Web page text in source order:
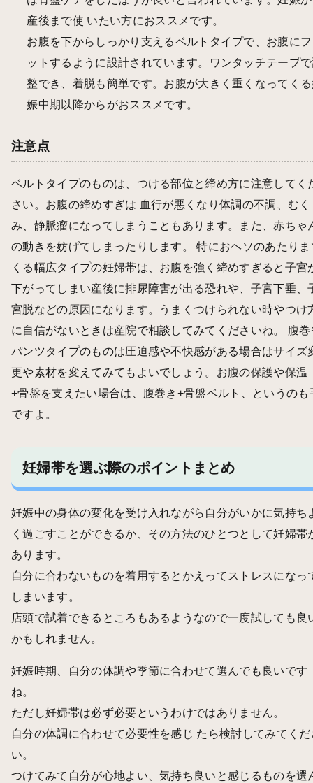
産後まで使 いたい方におススメです。
お腹を下からしっかり支えるベルトタイプで、お腹に
ットするように設計されています。ワンタッチテープ
整でき、着脱も簡単です。お腹が大きく重くなってく
娠中期以降からがおススメです。
注意点
ベルトタイプのものは、つける部位と締め方に注意してく
さい。お腹の締めすぎは 血行が悪くなり体調の不調、むく
み、静脈瘤になってしまうこともあります。また、赤ちゃ
の動きを妨げてしまったりします。 特におヘソのあたりま
くる幅広タイプの妊婦帯は、お腹を強く締めすぎると子宮
下がってしまい産後に排尿障害が出る恐れや、子宮下垂、
宮脱などの原因になります。うまくつけられない時やつけ
に自信がないときは産院で相談してみてくださいね。 腹巻
パンツタイプのものは圧迫感や不快感がある場合はサイズ
更や素材を変えてみてもよいでしょう。お腹の保護や保温
+骨盤を支えたい場合は、腹巻き+骨盤ベルト、というのも
ですよ。
妊婦帯を選ぶ際のポイントまとめ
妊娠中の身体の変化を受け入れながら自分がいかに気持ち
く過ごすことができるか、その方法のひとつとして妊婦帯
あります。
自分に合わないものを着用するとかえってストレスになっ
しまいます。
店頭で試着できるところもあるようなので一度試しても良
かもしれません。
妊娠時期、自分の体調や季節に合わせて選んでも良いです
ね。
ただし妊婦帯は必ず必要というわけではありません。
自分の体調に合わせて必要性を感じ たら検討してみてくだ
い。
つけてみて自分が心地よい、気持ち良いと感じるものを選